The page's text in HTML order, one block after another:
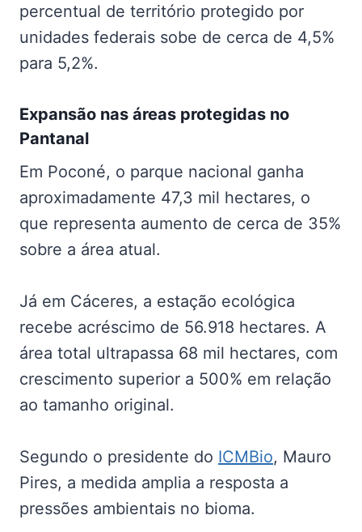
percentual de território protegido por
unidades federais sobe de cerca de 4,5%
para 5,2%.
Expansão nas áreas protegidas no
Pantanal
Em Poconé, o parque nacional ganha
aproximadamente 47,3 mil hectares, o
que representa aumento de cerca de 35%
sobre a área atual.
Já em Cáceres, a estação ecológica
recebe acréscimo de 56.918 hectares. A
área total ultrapassa 68 mil hectares, com
crescimento superior a 500% em relação
ao tamanho original.
Segundo o presidente do ICMBio, Mauro
Pires, a medida amplia a resposta a
pressões ambientais no bioma.